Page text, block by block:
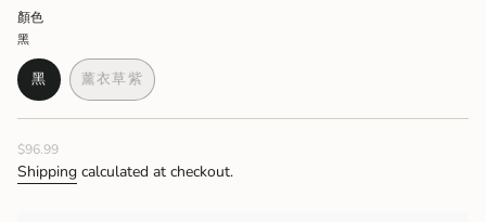
顏色
黑
黑
VARIANT
SOLD
OR
UNAVAILABLE
薰衣草紫
VARIANT
SOLD
UNAVAILABLE
Regular
price
$96.99
Shipping calculated at checkout.